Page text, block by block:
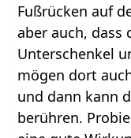
Fußrücken auf
aber auch, dass
Unterschenkel
mögen dort
und dann kann
berühren.